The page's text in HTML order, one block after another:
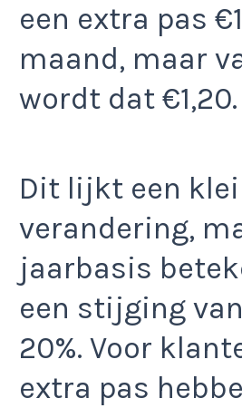
een extra pas
maand, maar
wordt dat €1,20.
Dit lijkt een
verandering,
jaarbasis
een stijging
20%. Voor
extra pas